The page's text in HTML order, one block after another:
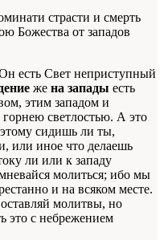
страсти и смерть
Божества от западов
есть Свет неприступный
же на запады есть
этим западом и
светлостью. А это
сидишь ли ты,
или иное что делаешь
ли или к западу
молиться; ибо мы
и на всяком месте.
молитвы, но
это с небрежением